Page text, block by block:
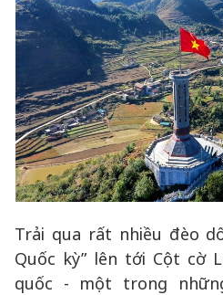
Trải qua rất nhiều đèo
Quốc kỳ” lên tới Cột cờ
quốc - một trong